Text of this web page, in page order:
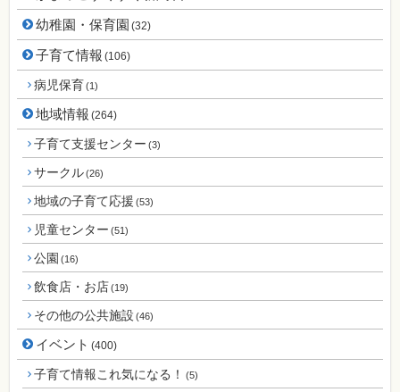
幼稚園・保育園 (32)
子育て情報 (106)
病児保育(1)
地域情報 (264)
子育て支援センター (3)
サークル(26)
地域の子育て応援 (53)
児童センター (51)
公園 (16)
飲食店・お店(19)
その他の公共施設 (46)
イベント (400)
子育て情報これ気になる！ (5)